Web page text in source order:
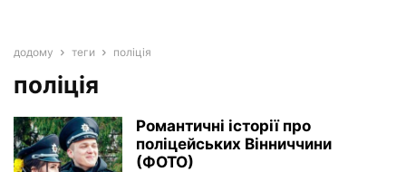
додому теги поліція
поліція
Романтичні історії про
поліцейських Вінниччини
(ФОТО)